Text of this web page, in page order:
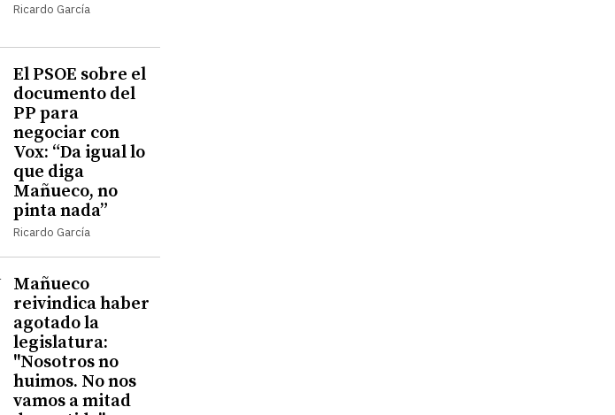
Ricardo García
El PSOE sobre el
documento del
PP para
negociar con
Vox: “Da igual lo
que diga
Mañueco, no
pinta nada”
Ricardo García
Mañueco
reivindica haber
agotado la
legislatura:
"Nosotros no
huimos. No nos
vamos a mitad